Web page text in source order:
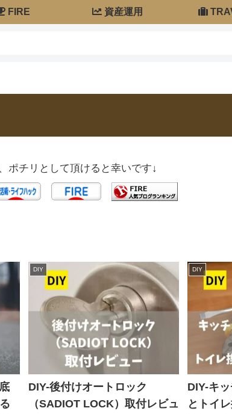
FIRE 資産運用
ポチリとして頂けると幸いです↓
DIY
DIY-後付けオートロック
（SADIOT LOCK）取付レビュ
DIY
DIY-キ
とトイ